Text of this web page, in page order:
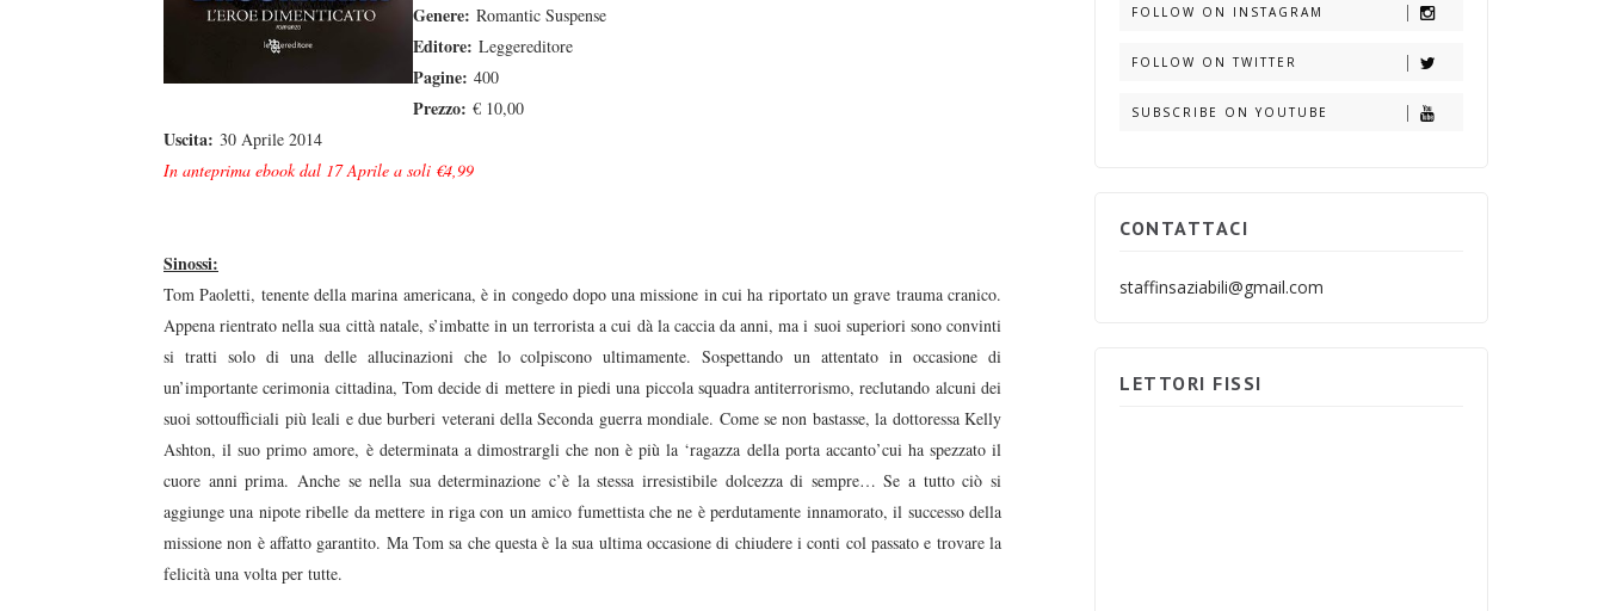
Genere: Romantic Suspense
Editore: Leggereditore
Pagine: 400
Prezzo: € 10,00
Uscita: 30 Aprile 2014
In anteprima ebook dal 17 Aprile a soli €4,99
Sinossi:
Tom Paoletti, tenente della marina americana, è in congedo dopo una missione in cui ha riportato un grave trauma cranico.
Appena rientrato nella sua città natale, s’imbatte in un terrorista a cui dà la caccia da anni, ma i suoi superiori sono convinti
si tratti solo di una delle allucinazioni che lo colpiscono ultimamente. Sospettando un attentato in occasione di
un’importante cerimonia cittadina, Tom decide di mettere in piedi una piccola squadra antiterrorismo, reclutando alcuni dei
suoi sottoufficiali più leali e due burberi veterani della Seconda guerra mondiale. Come se non bastasse, la dottoressa Kelly
Ashton, il suo primo amore, è determinata a dimostrargli che non è più la ‘ragazza della porta accanto’cui ha spezzato il
cuore anni prima. Anche se nella sua determinazione c’è la stessa irresistibile dolcezza di sempre… Se a tutto ciò si
aggiunge una nipote ribelle da mettere in riga con un amico fumettista che ne è perdutamente innamorato, il successo della
missione non è affatto garantito. Ma Tom sa che questa è la sua ultima occasione di chiudere i conti col passato e trovare la
felicità una volta per tutte.
FOLLOW ON INSTAGRAM
FOLLOW ON TWITTER
SUBSCRIBE ON YOUTUBE
CONTATTACI
staffinsaziabili@gmail.com
LETTORI FISSI